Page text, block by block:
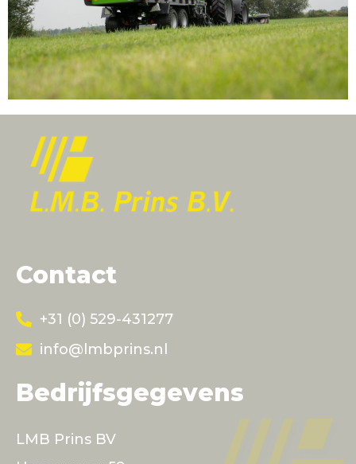
Contact
+31 (0) 529-431277
info@lmbprins.nl
Bedrijfsgegevens
LMB Prins BV